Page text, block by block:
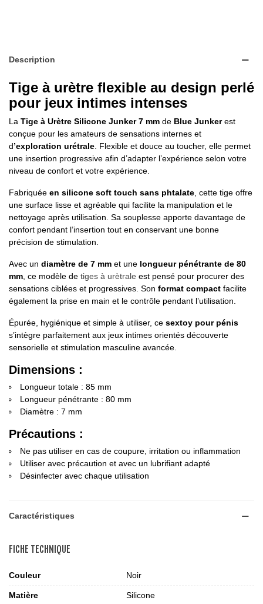
Description
Tige à urètre flexible au design perlé
pour jeux intimes intenses
La Tige à Urètre Silicone Junker 7 mm de Blue Junkerest
conçue pour les amateurs de sensations internes et
d’exploration urétrale . Flexible et douce au toucher, elle permet
une insertion progressive afin d’adapter l’expérience selon votre
niveau de confort et votre expérience.
Fabriquée en silicone soft touch sans phtalate , cette tige offre
une surface lisse et agréable qui facilite la manipulation et le
nettoyage après utilisation. Sa souplesse apporte davantage de
confort pendant l’insertion tout en conservant une bonne
précision de stimulation.
Avec un diamètre de 7 mm et une longueur pénétrante de 80
mm , ce modèle de tiges à urètrale est pensé pour procurer des
sensations ciblées et progressives. Son format compact facilite
également la prise en main et le contrôle pendant l’utilisation.
Épurée, hygiénique et simple à utiliser, ce sextoy pour pénis
s’intègre parfaitement aux jeux intimes orientés découverte
sensorielle et stimulation masculine avancée.
Dimensions :
Longueur totale : 85 mm
Longueur pénétrante : 80 mm
Diamètre : 7 mm
Précautions :
Ne pas utiliser en cas de coupure, irritation ou inflammation
Utiliser avec précaution et avec un lubrifiant adapté
Désinfecter avec chaque utilisation
Caractéristiques
FICHE TECHNIQUE
Couleur Noir
Matière Silicone